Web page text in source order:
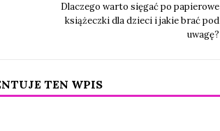
Dlaczego warto sięgać po papierowe
książeczki dla dzieci i jakie brać pod
uwagę?
TEN WPIS